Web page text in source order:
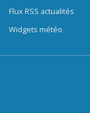
Flux RSS actualités
Widgets météo